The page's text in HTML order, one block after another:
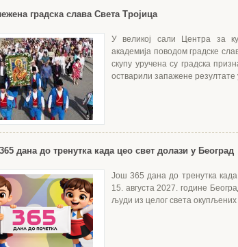
градска слава Света Тројица
У великој сали Центра за
академија поводом градске
скупу уручена су градска
остварили запажене резултате
дана до тренутка када цео свет долази у Београд
Још 365 дана до тренутка
15. августа 2027. године
људи из целог света окупљених